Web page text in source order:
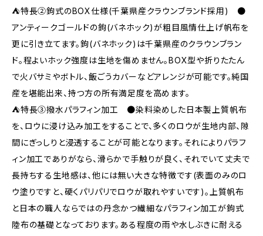
⛺特長②鉤式のBOX仕様(千葉県産クラウンブランド採用) ●
アンティークゴールドの鉤(バネホック)が粗目風情仕上げ帆布を
更に引き立てます。鉤(バネホック)は千葉県産のクラウンブラン
ド。程よいホック強度は生地を傷めません。BOX型や折りたたん
で火バサミやボトル、飯ごうカバーなどアレンジが可能です。純国
産を堪能出来、持つ方の所有満足度を高めます。
⛺特長③撥水パラフィン加工 ●染料染めした日本製上質帆布
を、ロウに浸け込み加工をすることで、多くのロウが生地内部、隙
間にぎっしりと浸透することが可能となります。それによりパラフ
ィン加工でありがなら、滑らかで手触りが良く、それでいて丈夫で
長持ちする生地感は、他には無い大きな特徴です(表面のみのロ
ウ塗りですと、硬くパリパリでロウが取れやすいです)。上質帆布
と日本の職人ならではの丹念かつ繊細なパラフィン加工が鉤式
陸布の基礎となっております。ある程度の雨や水しぶきに耐える